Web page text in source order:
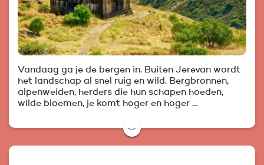
Vandaag ga je de bergen in. Buiten Jerevan wordt
het landschap al snel ruig en wild. Bergbronnen,
alpenweiden, herders die hun schapen hoeden,
wilde bloemen, je komt hoger en hoger …
﹀